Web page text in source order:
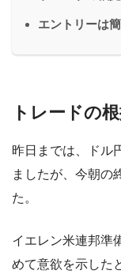
エントリーは
トレードの
昨日までは、ドル
ましたが、今朝の
た。
イエレン米連邦準
めて意欲を示した